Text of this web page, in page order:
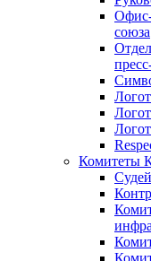
союза
Комитеты